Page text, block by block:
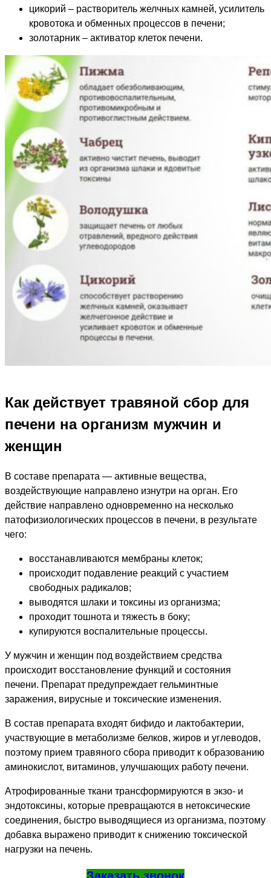
цикорий – растворитель желчных камней, усилитель
кровотока и обменных процессов в печени;
золотарник – активатор клеток печени.
Как действует травяной сбор для
печени на организм мужчин и
женщин
В составе препарата — активные вещества,
воздействующие направлено изнутри на орган. Его
действие направлено одновременно на несколько
патофизиологических процессов в печени, в результате
чего:
восстанавливаются мембраны клеток;
происходит подавление реакций с участием
свободных радикалов;
выводятся шлаки и токсины из организма;
проходит тошнота и тяжесть в боку;
купируются воспалительные процессы.
У мужчин и женщин под воздействием средства
происходит восстановление функций и состояния
печени. Препарат предупреждает гельминтные
заражения, вирусные и токсические изменения.
В состав препарата входят бифидо и лактобактерии,
участвующие в метаболизме белков, жиров и углеводов,
поэтому прием травяного сбора приводит к образованию
аминокислот, витаминов, улучшающих работу печени.
Атрофированные ткани трансформируются в экзо- и
эндотоксины, которые превращаются в нетоксические
соединения, быстро выводящиеся из организма, поэтому
добавка выражено приводит к снижению токсической
нагрузки на печень.
Заказать звонок